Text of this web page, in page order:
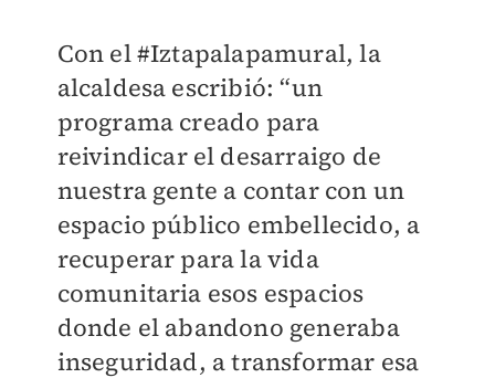
Con el #Iztapalapamural, la
alcaldesa escribió: “un
programa creado para
reivindicar el desarraigo de
nuestra gente a contar con un
espacio público embellecido, a
recuperar para la vida
comunitaria esos espacios
donde el abandono generaba
inseguridad, a transformar esa